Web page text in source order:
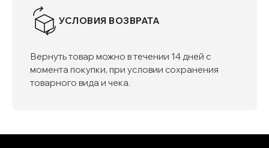
УСЛОВИЯ ВОЗВРАТА
Вернуть товар можно в течении 14 дней с
момента покупки, при условии сохранения
товарного вида и чека.